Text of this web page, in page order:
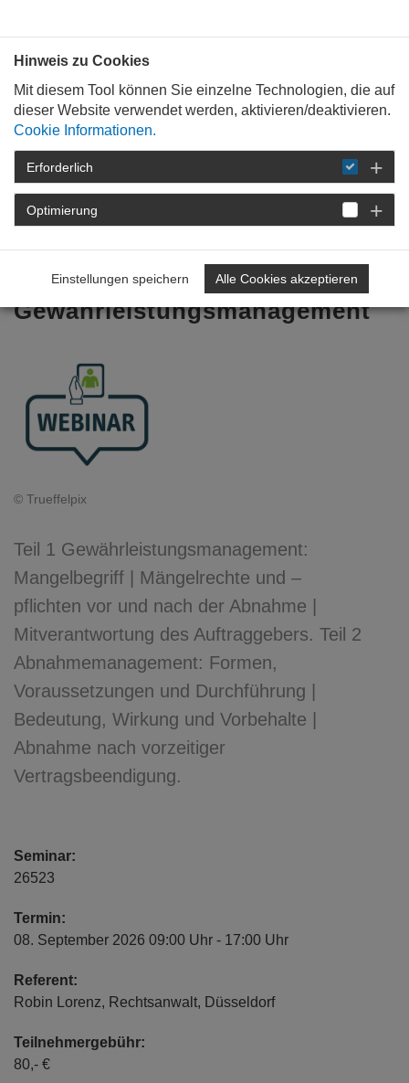
STARTSEITE
AIP-SEMINARE
DETAIL
Das Baurecht nach VOB/B –
Abnahme- und
Gewährleistungsmanagement
© Trueffelpix
Teil 1 Gewährleistungsmanagement:
Mangelbegriff | Mängelrechte und –
pflichten vor und nach der Abnahme |
Mitverantwortung des Auftraggebers. Teil 2
Abnahmemanagement: Formen,
Voraussetzungen und Durchführung |
Bedeutung, Wirkung und Vorbehalte |
Abnahme nach vorzeitiger
Vertragsbeendigung.
Seminar:
26523
Termin:
08. September 2026 09:00 Uhr - 17:00 Uhr
Referent:
Robin Lorenz, Rechtsanwalt, Düsseldorf
Teilnehmergebühr:
80,- €
Hinweis zu Cookies
Mit diesem Tool können Sie einzelne Technologien, die auf
dieser Website verwendet werden, aktivieren/deaktivieren.
Cookie Informationen.
Erforderlich
Optimierung
Einstellungen speichern Alle Cookies akzeptieren